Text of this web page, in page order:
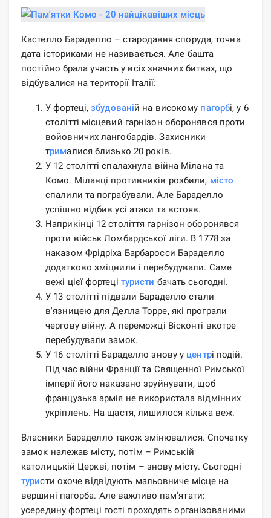
Кастелло Бараделло – стародавня споруда, точна
дата істориками не називається. Але башта
постійно брала участь у всіх значних битвах, що
відбувалися на території Італії:
У фортеці,збудованій на високому пагорбі, у 6
столітті місцевий гарнізон оборонявся проти
войовничих лангобардів. Захисники
трималися близько 20 років.
У 12 столітті спалахнула війна Мілана та
Комо. Міланці противників розбили, місто
спалили та пограбували. Але Бараделло
успішно відбив усі атаки та встояв.
Наприкінці 12 століття гарнізон оборонявся
проти військ Ломбардської ліги. В 1778 за
наказом Фрідріха Барбаросси Бараделло
додатково зміцнили і перебудували. Саме
вежі цієї фортеці туристи бачать сьогодні.
У 13 столітті підвали Бараделло стали
в'язницею для Делла Торре, які програли
чергову війну. А переможці Вісконті вкотре
перебудували замок.
У 16 столітті Бараделло знову у центрі подій.
Під час війни Франції та Священної Римської
імперії його наказано зруйнувати, щоб
французька армія не використала відмінних
укріплень. На щастя, лишилося кілька веж.
Власники Бараделло також змінювалися. Спочатку
замок належав місту, потім – Римській
католицькій Церкві, потім – знову місту. Сьогодні
туристи охоче відвідують мальовниче місце на
вершині пагорба. Але важливо пам'ятати:
усередину фортеці гості проходять організованими